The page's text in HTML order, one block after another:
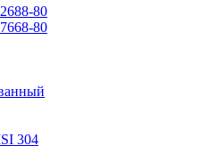
80
80
304